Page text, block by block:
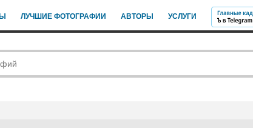
ЛУЧШИЕ ФОТОГРАФИИ АВТОРЫ УСЛУГИ